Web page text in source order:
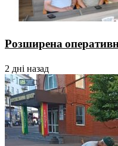
Розширена
2 дні назад